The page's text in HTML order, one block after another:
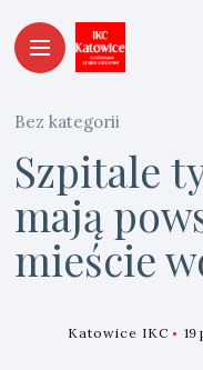
Bez kategorii
Szpitale
mają
mieście
Katowice IKC 19